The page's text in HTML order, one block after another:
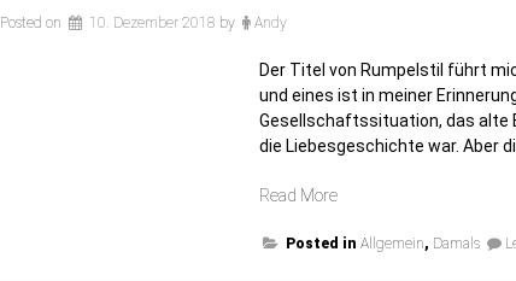
Posted on 10. Dezember 2018 by Andy
Der Titel von Rumpelstil führt
und eines ist in meiner
Gesellschaftssituation, das alte
die Liebesgeschichte war. Aber
Read More„Hauptsache
weißt
Posted in Allgemein, Damals